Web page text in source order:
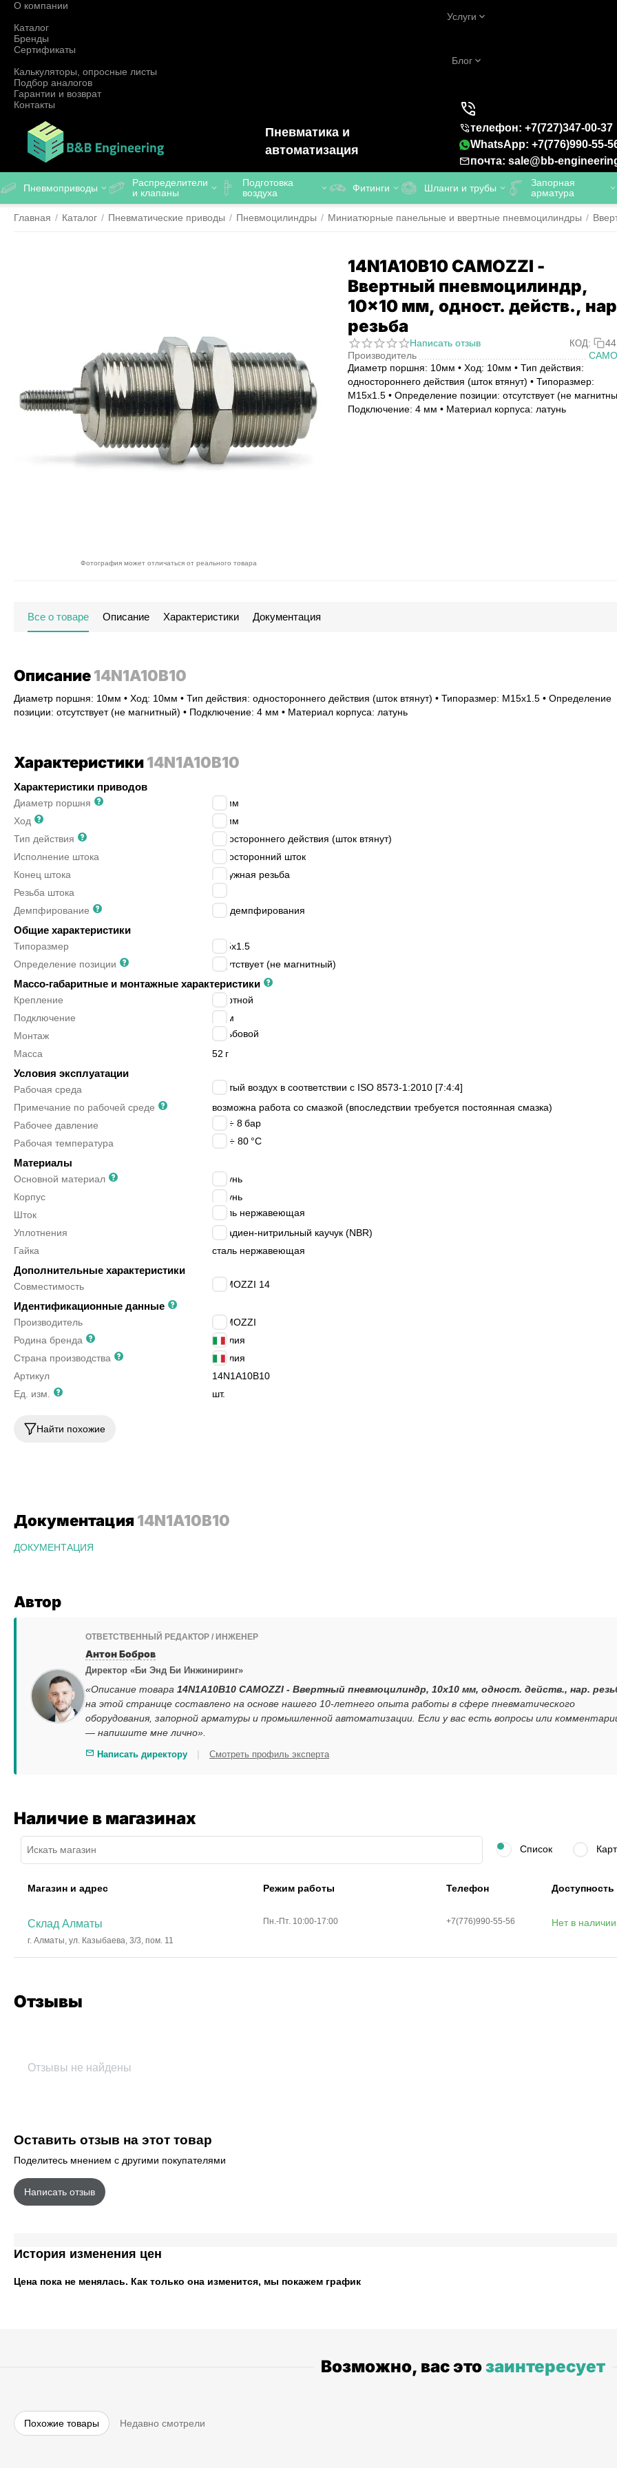
О компании
Услуги
Каталог
Бренды
Сертификаты
Блог
Калькуляторы, опросные листы
Подбор аналогов
Гарантии и возврат
Контакты
Пневматика и
автоматизация
телефон: +7(727)347-00-37
WhatsApp: +7(776)990-55-
почта: sale@bb-
Пневмоприводы
Распределители
и клапаны
Подготовка
воздуха
Фитинги Шланги и трубы
Запорная
арматура
Главная / Каталог / Пневматические приводы / Пневмоцилиндры / Миниатюрные панельные и ввертные пневмоцилиндры /
Фотография может отличаться от реального товара
14N1A10B10 CAMOZZI -
Ввертный пневмоцилиндр,
10x10 мм, одност. действ.,
резьба
Написать отзыв КОД:
Производитель
Диаметр поршня: 10мм • Ход: 10мм • Тип действия:
одностороннего действия (шток втянут) • Типоразмер:
M15x1.5 • Определение позиции: отсутствует (не
Подключение: 4 мм • Материал корпуса: латунь
Все о товаре Описание Характеристики Документация
Описание14N1A10B10
Диаметр поршня: 10мм • Ход: 10мм • Тип действия: одностороннего действия (шток втянут) • Типоразмер: M15x1.5 • Определение
позиции: отсутствует (не магнитный) • Подключение: 4 мм • Материал корпуса: латунь
Характеристики14N1A10B10
Характеристики приводов
Диаметр поршня
мм
Ход
мм
Тип действия
одностороннего действия (шток втянут)
Исполнение штока
односторонний шток
Конец штока
наружная резьба
Резьба штока
Демпфирование
без демпфирования
Общие характеристики
Типоразмер
M15x1.5
Определение позиции
отсутствует (не магнитный)
Массо-габаритные и монтажные характеристики
Крепление
ввертной
Подключение
4 мм
Монтаж
резьбовой
Масса
52 г
Условия эксплуатации
Рабочая среда
сжатый воздух в соответствии с ISO 8573-1:2010 [7:4:4]
Примечание по рабочей среде
возможна работа со смазкой (впоследствии требуется постоянная смазка)
Рабочее давление
2.5 ÷ 8бар
Рабочая температура
-20 ÷ 80 °C
Материалы
Основной материал
латунь
Корпус
латунь
Шток
сталь нержавеющая
Уплотнения
бутадиен-нитрильный каучук (NBR)
Гайка
сталь нержавеющая
Дополнительные характеристики
Совместимость CAMOZZI 14
Идентификационные данные
Производитель
CAMOZZI
Родина бренда
Италия
Страна производства
Италия
Артикул
14N1A10B10
Ед. изм.
шт.
Найти похожие
Документация 14N1A10B10
ДОКУМЕНТАЦИЯ
Автор
ОТВЕТСТВЕННЫЙ РЕДАКТОР / ИНЖЕНЕР
Антон Бобров
Директор «Би Энд Би Инжиниринг»
«Описание товара 14N1A10B10 CAMOZZI - Ввертный пневмоцилиндр, 10x10 мм, одност. действ., нар.
на этой странице составлено на основе нашего 10-летнего опыта работы в сфере пневматического
оборудования, запорной арматуры и промышленной автоматизации. Если у вас есть вопросы или
— напишите мне лично».
Написать директору | Смотреть профиль эксперта
Наличие в магазинах
Список
Магазин и адрес Режим работы Телефон Доступность
Склад Алматы
г. Алматы, ул. Казыбаева, 3/3, пом. 11
Пн.-Пт. 10:00-17:00 +7(776)990-55-56 Нет в наличии
Отзывы
Отзывы не найдены
Оставить отзыв на этот товар
Поделитесь мнением с другими покупателями
Написать отзыв
История изменения цен
Цена пока не менялась. Как только она изменится, мы покажем график
Возможно, вас этозаинтересует
Похожие товары Недавно смотрели